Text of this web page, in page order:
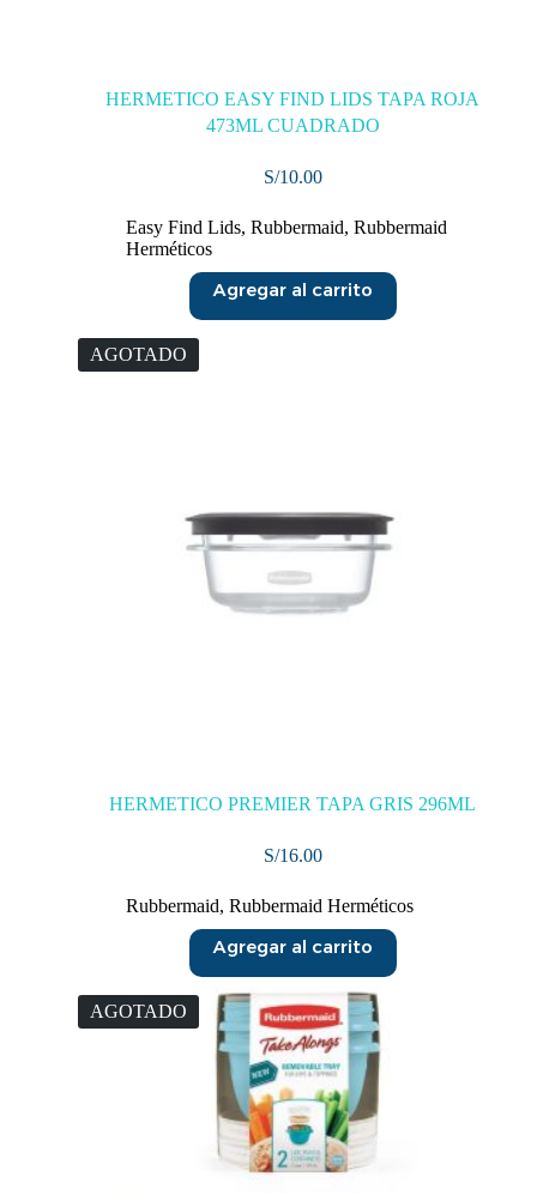
HERMETICO EASY FIND LIDS TAPA ROJA
473ML CUADRADO
S/10.00
Easy Find Lids, Rubbermaid, Rubbermaid
Herméticos
Agregar al carrito
AGOTADO
HERMETICO PREMIER TAPA GRIS 296ML
S/16.00
Rubbermaid, Rubbermaid Herméticos
Agregar al carrito
AGOTADO